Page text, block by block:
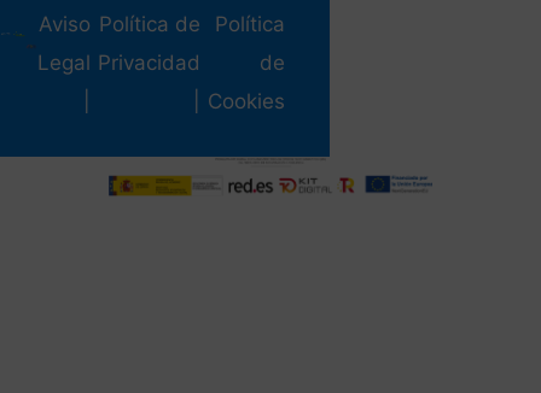
Aviso
Legal
Política de
Privacidad
Política
de
Cookies